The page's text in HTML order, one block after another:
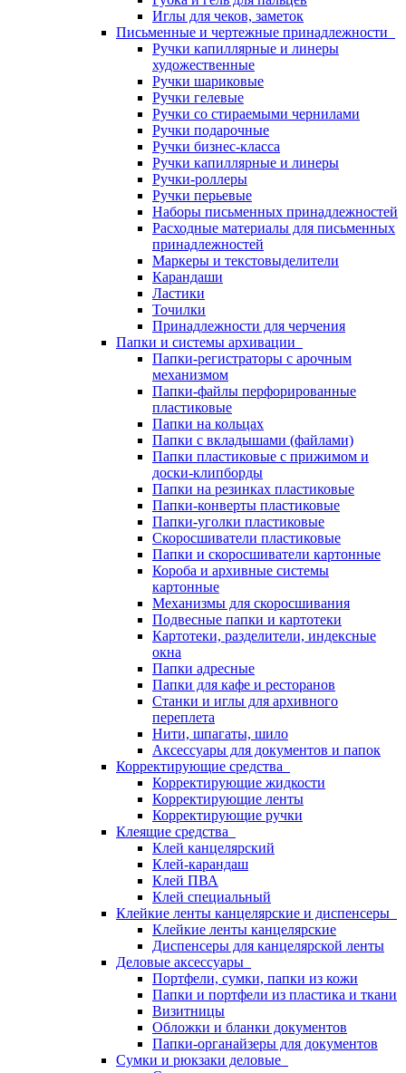
Иглы для чеков, заметок
Письменные и чертежные принадлежности
Ручки капиллярные и линеры
художественные
Ручки шариковые
Ручки гелевые
Ручки со стираемыми чернилами
Ручки подарочные
Ручки бизнес-класса
Ручки капиллярные и линеры
Ручки-роллеры
Ручки перьевые
Наборы письменных принадлежностей
Расходные материалы для письменных
принадлежностей
Маркеры и текстовыделители
Карандаши
Ластики
Точилки
Принадлежности для черчения
Папки и системы архивации
Папки-регистраторы с арочным
механизмом
Папки-файлы перфорированные
пластиковые
Папки на кольцах
Папки с вкладышами (файлами)
Папки пластиковые с прижимом и
доски-клипборды
Папки на резинках пластиковые
Папки-конверты пластиковые
Папки-уголки пластиковые
Скоросшиватели пластиковые
Папки и скоросшиватели картонные
Короба и архивные системы
картонные
Механизмы для скоросшивания
Подвесные папки и картотеки
Картотеки, разделители, индексные
окна
Папки адресные
Папки для кафе и ресторанов
Станки и иглы для архивного
переплета
Нити, шпагаты, шило
Аксессуары для документов и папок
Корректирующие средства
Корректирующие жидкости
Корректирующие ленты
Корректирующие ручки
Клеящие средства
Клей канцелярский
Клей-карандаш
Клей ПВА
Клей специальный
Клейкие ленты канцелярские и диспенсеры
Клейкие ленты канцелярские
Диспенсеры для канцелярской ленты
Деловые аксессуары
Портфели, сумки, папки из кожи
Папки и портфели из пластика и ткани
Визитницы
Обложки и бланки документов
Папки-органайзеры для документов
Сумки и рюкзаки деловые